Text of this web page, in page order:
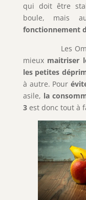
qui doit être
boule, mais
fonctionnement
Les Omégas
mieux maitriser
les petites
à autre. Pour
asile, la
3 est donc tout à